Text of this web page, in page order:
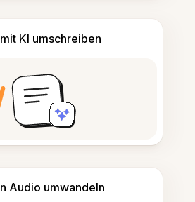
KI umschreiben
Audio umwandeln